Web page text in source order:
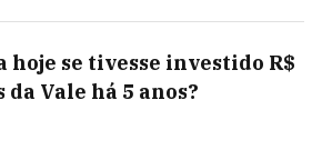
hoje se tivesse investido R$
da Vale há 5 anos?